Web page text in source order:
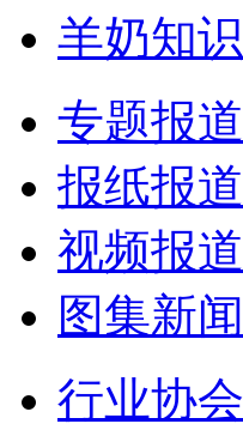
羊奶知识
专题报道
报纸报道
视频报道
图集新闻
行业协会